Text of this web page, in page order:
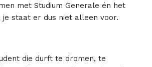
met Studium Generale én het
je staat er dus niet alleen voor.
die durft te dromen, te